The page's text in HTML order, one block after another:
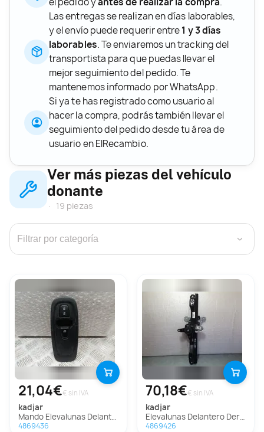
Las entregas se realizan en días laborables,
y el envío puede requerir entre1 y 3 días
laborables. Te enviaremos un tracking del
transportista para que puedas llevar el
mejor seguimiento del pedido. Te
mantenemos informado por WhatsApp.
Si ya te has registrado como usuario al
hacer la compra, podrás también llevar el
seguimiento del pedido desde tu área de
usuario en ElRecambio.
Ver más piezas del vehículo
donante
19 piezas
›
21,04€€ sin IVA
kadjar
Mando Elevalunas Delantero Derecho Para Renault Kadjar
4869436
70,18€€ sin IVA
kadjar
Elevalunas Delantero Derecho Para Renault Kadjar
4869426